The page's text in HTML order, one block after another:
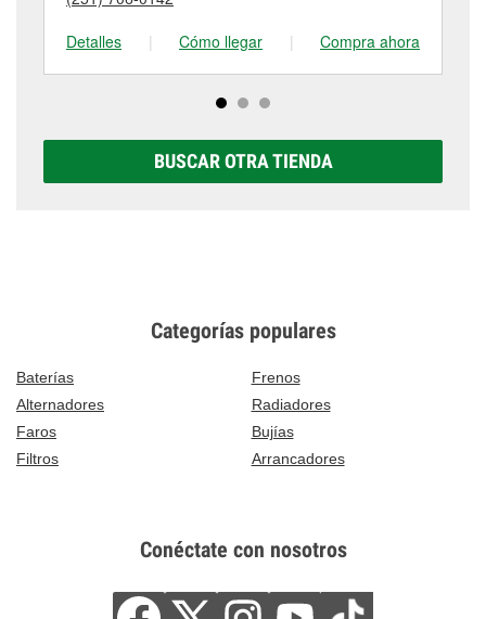
en 12373 Skopelos Rd, Grand Bay, AL.
tienda #5439 para obtener más información.
Detalles
| Cómo llegar | Compra ahora
BUSCAR OTRA TIENDA
Categorías populares
Baterías
Frenos
Alternadores
Radiadores
Faros
Bujías
Filtros
Arrancadores
Conéctate con nosotros